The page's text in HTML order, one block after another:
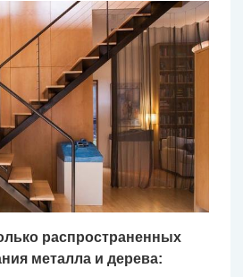
распространенных
металла и дерева: